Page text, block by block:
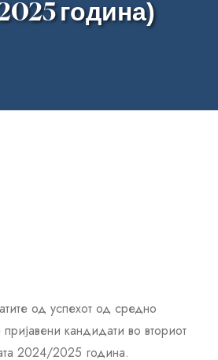
година)
од успехот од средно
кандидати во вториот
2024/2025 година.